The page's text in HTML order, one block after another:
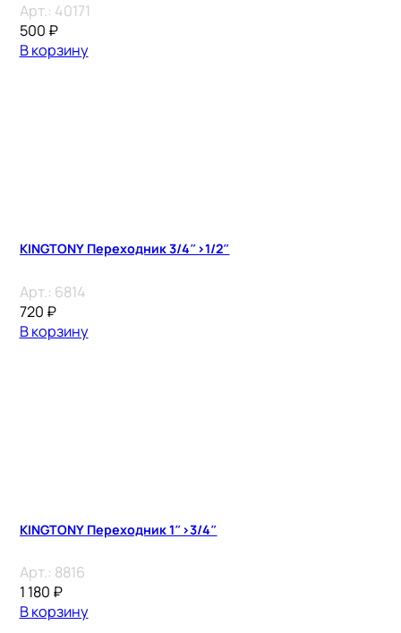
Арт.: 40171
500 ₽
В корзину
KINGTONY Переходник 3/4″>1/2″
Арт.: 6814
720 ₽
В корзину
KINGTONY Переходник 1″>3/4″
Арт.: 8816
1 180 ₽
В корзину